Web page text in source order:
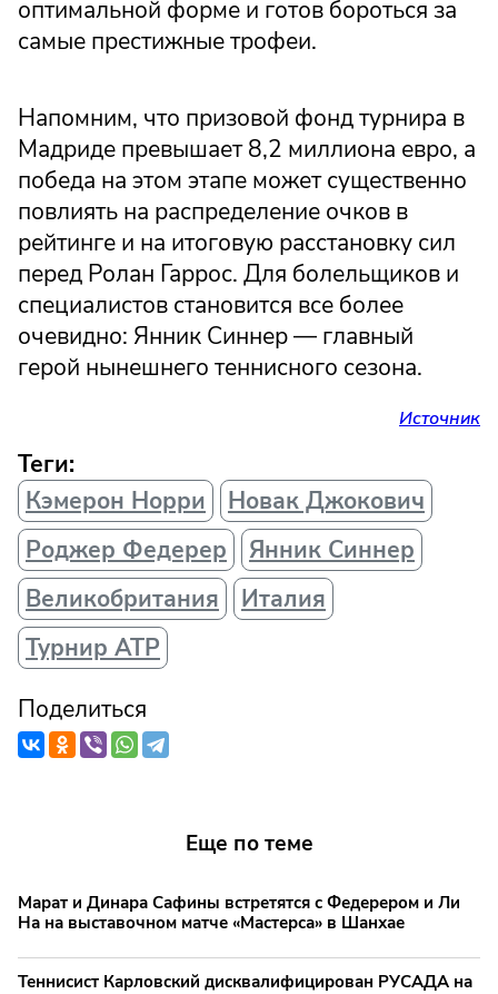
оптимальной форме и готов бороться за
самые престижные трофеи.
Напомним, что призовой фонд турнира в
Мадриде превышает 8,2 миллиона евро, а
победа на этом этапе может существенно
повлиять на распределение очков в
рейтинге и на итоговую расстановку сил
перед Ролан Гаррос. Для болельщиков и
специалистов становится все более
очевидно: Янник Синнер — главный
герой нынешнего теннисного сезона.
Источник
Теги:
Кэмерон Норри
Новак Джокович
Роджер Федерер
Янник Синнер
Великобритания
Италия
Турнир АТР
Поделиться
Еще по теме
Марат и Динара Сафины встретятся с Федерером и Ли
На на выставочном матче «Мастерса» в Шанхае
Теннисист Карловский дисквалифицирован РУСАДА на